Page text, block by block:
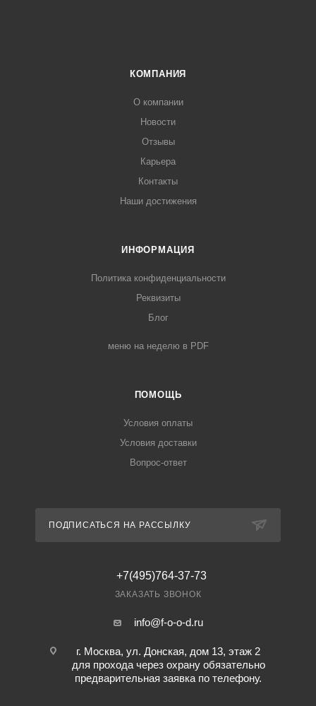
КОМПАНИЯ
О компании
Новости
Отзывы
Карьера
Контакты
Наши достижения
ИНФОРМАЦИЯ
Политика конфиденциальности
Реквизиты
Блог
меню на неделю в PDF
ПОМОЩЬ
Условия оплаты
Условия доставки
Вопрос-ответ
ПОДПИСАТЬСЯ НА РАССЫЛКУ
+7(495)764-37-73
ЗАКАЗАТЬ ЗВОНОК
info@f-o-o-d.ru
г. Москва, ул. Донская, дом 13, этаж 2
для прохода через охрану обязательно
предварительная заявка по телефону.